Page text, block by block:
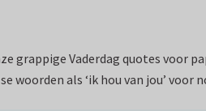
grappige Vaderdag quotes voor
als ‘ik hou van jou’ voor